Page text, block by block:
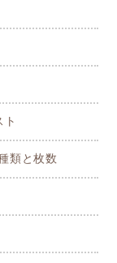
ト
類と枚数